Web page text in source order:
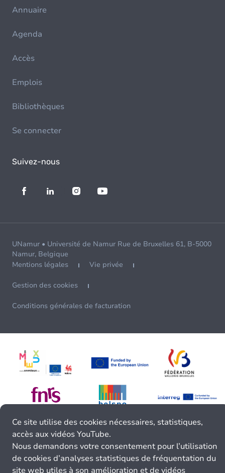
Annuaire
Agenda
Accès
Emplois
Bibliothèques
Se connecter
Suivez-nous
UNamur • Université de Namur Rue de Bruxelles 61, B-5000
Namur, Belgique
Mentions légales
Vie privée
Gestion des cookies
Conditions générales de facturation
Ce site utilise des cookies nécessaires, statistiques,
accès aux vidéos YouTube.
Nous demandons votre consentement pour l’utilisation
de cookies d’analyses statistiques de fréquentation du
site web utiles à son amélioration et de vidéos